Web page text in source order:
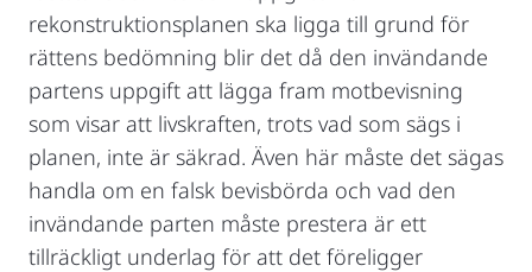
rekonstruktionsplanen ska ligga till grund för
rättens bedömning blir det då den invändande
partens uppgift att lägga fram motbevisning
som visar att livskraften, trots vad som sägs i
planen, inte är säkrad. Även här måste det sägas
handla om en falsk bevisbörda och vad den
invändande parten måste prestera är ett
tillräckligt underlag för att det föreligger